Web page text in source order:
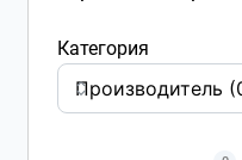
Категория